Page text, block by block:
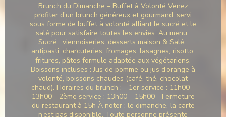
Brunch du Dimanche – Buffet à Volonté Venez
profiter d’un brunch généreux et gourmand, servi
sous forme de buffet à volonté alliant le sucré et le
salé pour satisfaire toutes les envies. Au menu :
Sucré : viennoiseries, desserts maison & Salé :
antipasti, charcuteries, fromages, lasagnes, risotto,
fritures, pâtes formule adaptée aux végétariens.
Boissons incluses : Jus de pomme ou jus d’orange à
volonté, boissons chaudes (café, thé, chocolat
chaud). Horaires du brunch : - 1er service : 11h00 –
13h00 - 2ème service : 13h00 – 15h00 - Fermeture
du restaurant à 15h À noter : le dimanche, la carte
n’est pas disponible. Toute personne présente